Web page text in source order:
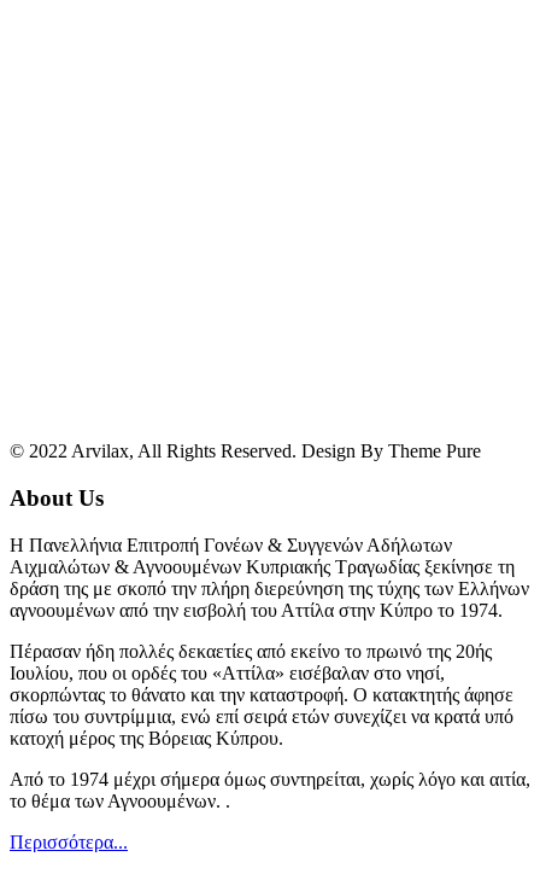
© 2022 Arvilax, All Rights Reserved. Design By Theme Pure
About Us
Η Πανελλήνια Επιτροπή Γονέων & Συγγενών Αδήλωτων
Αιχμαλώτων & Αγνοουμένων Κυπριακής Τραγωδίας ξεκίνησε τη
δράση της με σκοπό την πλήρη διερεύνηση της τύχης των Ελλήνων
αγνοουμένων από την εισβολή του Αττίλα στην Κύπρο το 1974.
Πέρασαν ήδη πολλές δεκαετίες από εκείνο το πρωινό της 20ής
Ιουλίου, που οι ορδές του «Αττίλα» εισέβαλαν στο νησί,
σκορπώντας το θάνατο και την καταστροφή. Ο κατακτητής άφησε
πίσω του συντρίμμια, ενώ επί σειρά ετών συνεχίζει να κρατά υπό
κατοχή μέρος της Βόρειας Κύπρου.
Από το 1974 μέχρι σήμερα όμως συντηρείται, χωρίς λόγο και αιτία,
το θέμα των Αγνοουμένων. .
Περισσότερα...